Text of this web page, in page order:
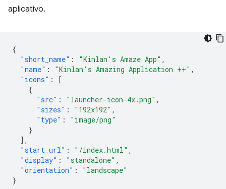
aplicativo.
{
"short_name" : "Kinlan's Amaze App" ,
"name" : "Kinlan's Amazing Application ++" ,
"icons" :
[
{
"src" : "launcher-icon-4x.png" ,
"sizes" : "192x192" ,
"type" :
"image/png"
}
],
"start_url" : "/index.html" ,
"display" : "standalone" ,
"orientation" :
"landscape"
}